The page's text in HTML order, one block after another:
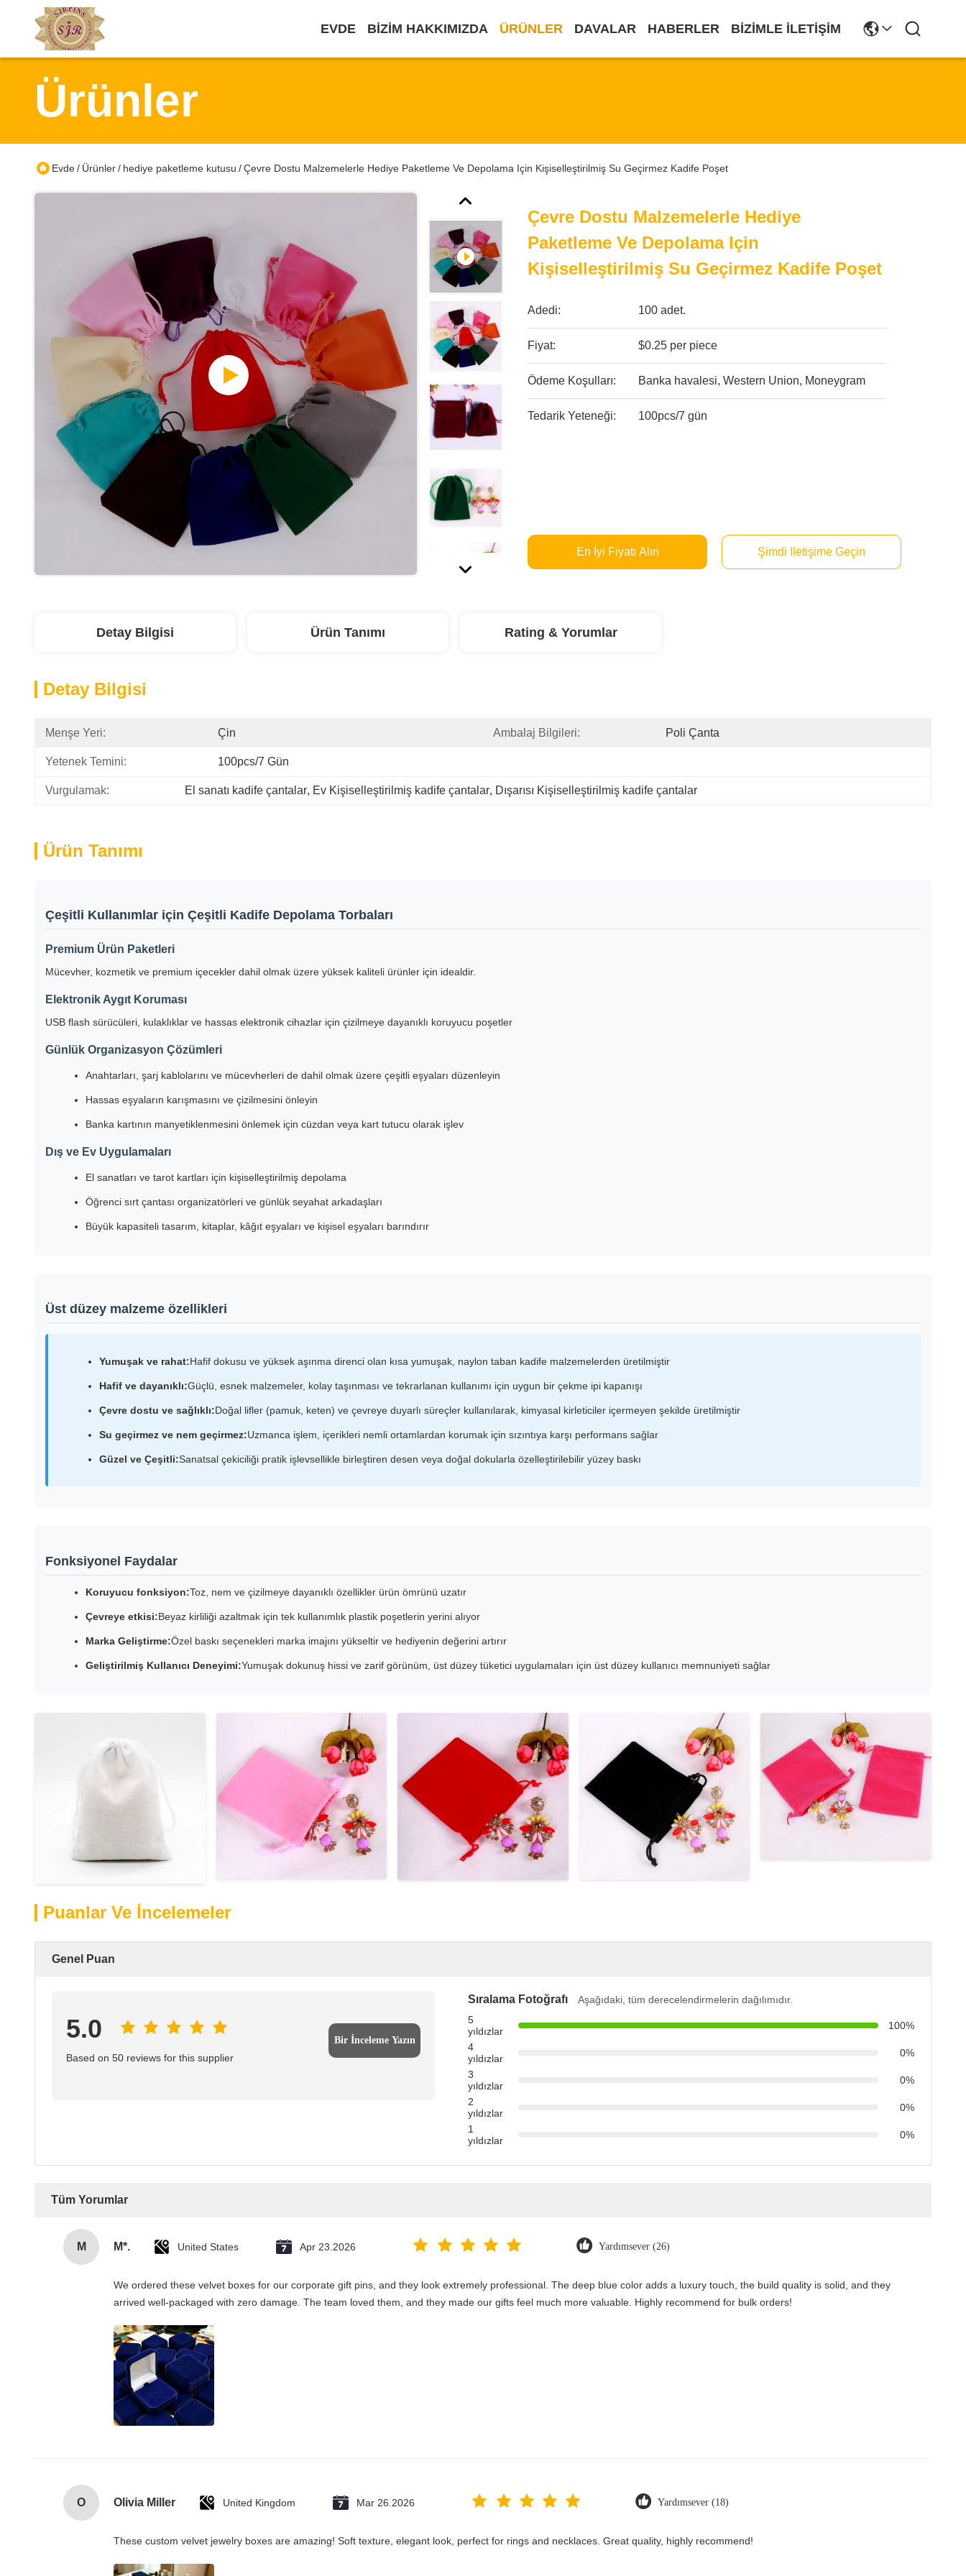
EVDE BIZIM HAKKIMIZDA ÜRÜNLER DAVALAR HABERLER BIZIMLE İLETIŞIM
Ürünler
Evde/ Ürünler/ hediye paketleme kutusu /Çevre Dostu Malzemelerle Hediye Paketleme Ve Depolama Için Kişiselleştirilmiş Su Geçirmez Kadife Poşet
Çevre Dostu Malzemelerle Hediye
Paketleme Ve Depolama Için
Kişiselleştirilmiş Su Geçirmez Kadife Poşet
Adedi: 100 adet.
Fiyat: $0.25 per piece
Ödeme Koşulları: Banka havalesi, Western Union, Moneygram
Tedarik Yeteneği: 100pcs/7 gün
En İyi Fiyatı Alın Şimdi Iletişime Geçin
Detay Bilgisi Ürün Tanımı Rating & Yorumlar
Detay Bilgisi
Menşe Yeri: Çin Ambalaj Bilgileri: Poli Çanta
Yetenek Temini: 100pcs/7 Gün
Vurgulamak: El sanatı kadife çantalar, Ev Kişiselleştirilmiş kadife çantalar, Dışarısı Kişiselleştirilmiş kadife çantalar
Ürün Tanımı
Çeşitli Kullanımlar için Çeşitli Kadife Depolama Torbaları
Premium Ürün Paketleri
Mücevher, kozmetik ve premium içecekler dahil olmak üzere yüksek kaliteli ürünler için idealdir.
Elektronik Aygıt Koruması
USB flash sürücüleri, kulaklıklar ve hassas elektronik cihazlar için çizilmeye dayanıklı koruyucu poşetler
Günlük Organizasyon Çözümleri
Anahtarları, şarj kablolarını ve mücevherleri de dahil olmak üzere çeşitli eşyaları düzenleyin
Hassas eşyaların karışmasını ve çizilmesini önleyin
Banka kartının manyetiklenmesini önlemek için cüzdan veya kart tutucu olarak işlev
Dış ve Ev Uygulamaları
El sanatları ve tarot kartları için kişiselleştirilmiş depolama
Öğrenci sırt çantası organizatörleri ve günlük seyahat arkadaşları
Büyük kapasiteli tasarım, kitaplar, kâğıt eşyaları ve kişisel eşyaları barındırır
Üst düzey malzeme özellikleri
Yumuşak ve rahat:Hafif dokusu ve yüksek aşınma direnci olan kısa yumuşak, naylon taban kadife malzemelerden üretilmiştir
Hafif ve dayanıklı:Güçlü, esnek malzemeler, kolay taşınması ve tekrarlanan kullanımı için uygun bir çekme ipi kapanışı
Çevre dostu ve sağlıklı:Doğal lifler (pamuk, keten) ve çevreye duyarlı süreçler kullanılarak, kimyasal kirleticiler içermeyen şekilde üretilmiştir
Su geçirmez ve nem geçirmez:Uzmanca işlem, içerikleri nemli ortamlardan korumak için sızıntıya karşı performans sağlar
Güzel ve Çeşitli:Sanatsal çekiciliği pratik işlevsellikle birleştiren desen veya doğal dokularla özelleştirilebilir yüzey baskı
Fonksiyonel Faydalar
Koruyucu fonksiyon:Toz, nem ve çizilmeye dayanıklı özellikler ürün ömrünü uzatır
Çevreye etkisi:Beyaz kirliliği azaltmak için tek kullanımlık plastik poşetlerin yerini alıyor
Marka Geliştirme:Özel baskı seçenekleri marka imajını yükseltir ve hediyenin değerini artırır
Geliştirilmiş Kullanıcı Deneyimi:Yumuşak dokunuş hissi ve zarif görünüm, üst düzey tüketici uygulamaları için üst düzey kullanıcı memnuniyeti sağlar
Puanlar Ve İncelemeler
Genel Puan
5.0
Based on 50 reviews for this supplier
Bir İnceleme Yazın
Sıralama Fotoğrafı
Aşağıdaki, tüm derecelendirmelerin dağılımıdır.
5
yıldızlar
100%
4
yıldızlar
0%
3
yıldızlar
0%
2
yıldızlar
0%
1
yıldızlar
0%
Tüm Yorumlar
M M*. United States Apr 23.2026 Yardımsever (26)
We ordered these velvet boxes for our corporate gift pins, and they look extremely professional. The deep blue color adds a luxury touch, the build quality is solid, and they
arrived well-packaged with zero damage. The team loved them, and they made our gifts feel much more valuable. Highly recommend for bulk orders!
O Olivia Miller United Kingdom Mar 26.2026 Yardımsever (18)
These custom velvet jewelry boxes are amazing! Soft texture, elegant look, perfect for rings and necklaces. Great quality, highly recommend!